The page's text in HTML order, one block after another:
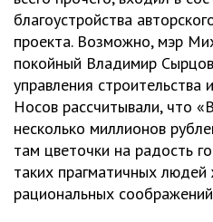
благоустройства
проекта. Возможно, мэр
покойный Владимир
управления
Носов рассчитывали, что
несколько миллионов
там цветочки на радость
таких прагматичных
рациональных